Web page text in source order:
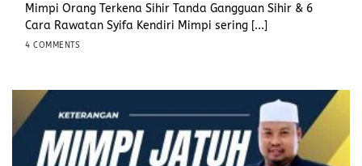
Mimpi Orang Terkena Sihir Tanda Gangguan Sihir & 6
Cara Rawatan Syifa Kendiri Mimpi sering [...]
4 COMMENTS